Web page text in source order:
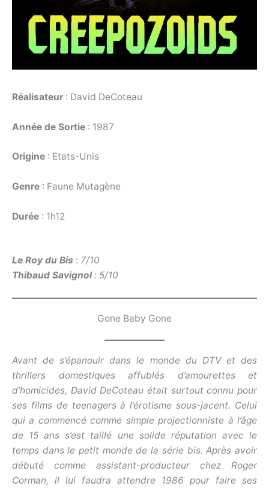
Réalisateur : David DeCoteau
Année de Sortie : 1987
Origine : Etats-Unis
Genre : Faune Mutagène
Durée : 1h12
Le Roy du Bis : 7/10
Thibaud Savignol: 5/10
Gone Baby Gone
Avant de s’épanouir dans le monde du DTV et des
thrillers domestiques affublés d’amourettes et
d’homicides, David DeCoteau était surtout connu pour
ses films de teenagers à l’érotisme sous-jacent. Celui
qui a commencé comme simple projectionniste à l’âge
de 15 ans s’est taillé une solide réputation avec le
temps dans le petit monde de la série bis. Après avoir
débuté comme assistant-producteur chez Roger
Corman, il lui faudra attendre 1986 pour faire ses